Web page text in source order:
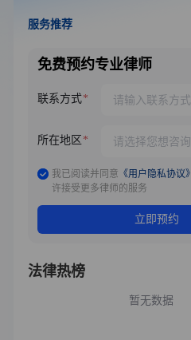
服务推荐
免费预约专业律师
联系方式
所在地区
我已阅读并同意 《用户隐私协议》
许接受更多律师的服务
立即预约
法律热榜
暂无数据